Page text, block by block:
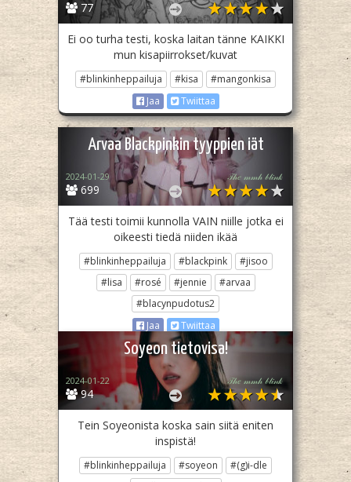
77
Ei oo turha testi, koska laitan tänne KAIKKI
mun kisapiirrokset/kuvat
#blinkinheppailuja #kisa
#mangonkisa
Jaa
Twiittaa
Arvaa Blackpinkin tyyppien iät
699
2024-01-29 𝒯𝒽𝑒 𝓂𝓂𝒽 𝒷𝓁𝒾𝓃𝓀
Tää testi toimii kunnolla VAIN niille jotka ei
oikeesti tiedä niiden ikää
#blinkinheppailuja #blackpink
#jisoo
#lisa
#rosé #jennie
#arvaa
#blacynpudotus2
Jaa
Twiittaa
Soyeon tietovisa!
94
2024-01-22 𝒯𝒽𝑒 𝓂𝓂𝒽 𝒷𝓁𝒾𝓃𝓀
Tein Soyeonista koska sain siitä eniten
inspistä!
#blinkinheppailuja #soyeon
#(g)i-dle